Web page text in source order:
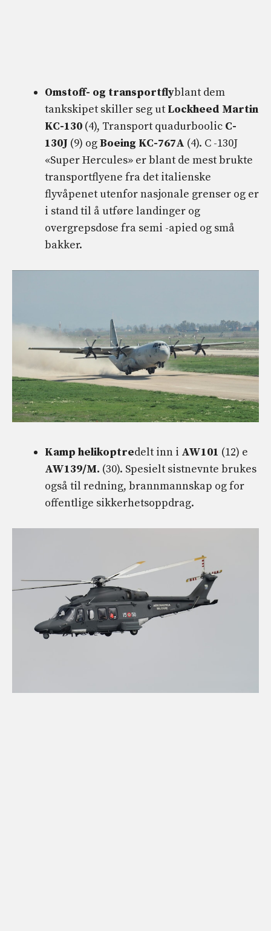
Omstoff- og transportflyblant dem
tankskipet skiller seg ut Lockheed Martin
KC-130 (4), Transport quadurboolic C-
130J (9) ogBoeing KC-767A (4). C -130J
«Super Hercules» er blant de mest brukte
transportflyene fra det italienske
flyvåpenet utenfor nasjonale grenser og er
i stand til å utføre landinger og
overgrepsdose fra semi -apied og små
bakker.
Kamp helikoptredelt inn i AW101 (12) e
AW139/M. (30). Spesielt sistnevnte brukes
også til redning, brannmannskap og for
offentlige sikkerhetsoppdrag.